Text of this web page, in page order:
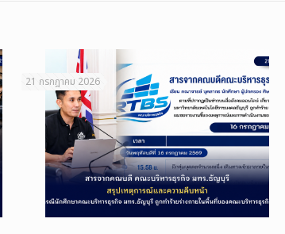
21 กรกฎาคม 2026